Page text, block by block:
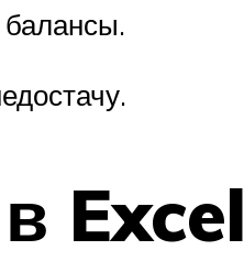
Excel